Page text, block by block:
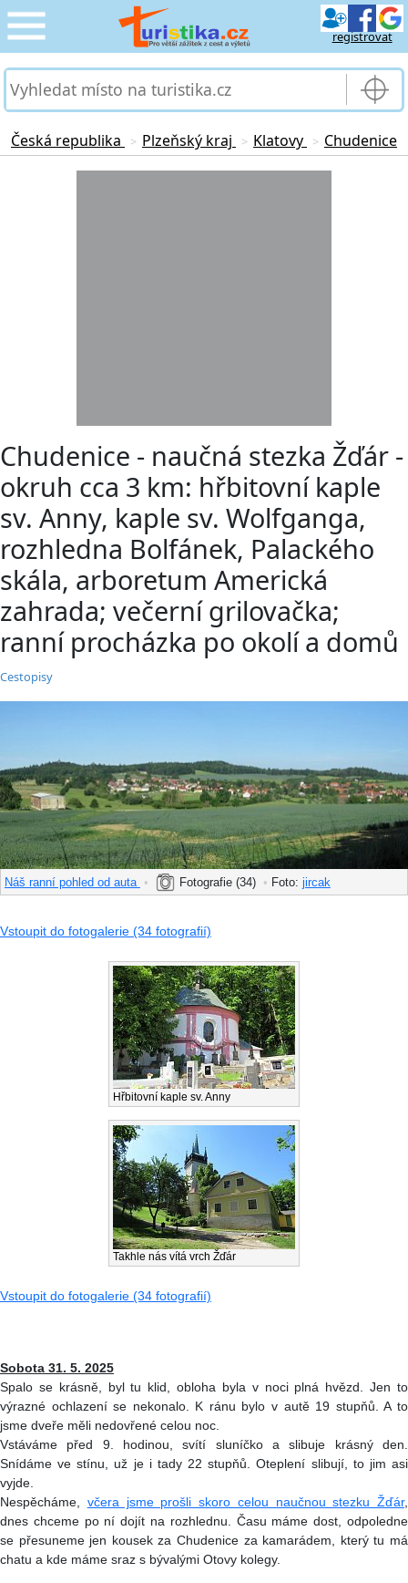
registrovat
CESTOVÁNÍ
SLUŽBY & DOPRAVA
PRO TURISTY
Česká republika > Plzeňský kraj > Klatovy > Chudenice
Chudenice - naučná stezka Žďár -
okruh cca 3 km: hřbitovní kaple
sv. Anny, kaple sv. Wolfganga,
rozhledna Bolfánek, Palackého
skála, arboretum Americká
zahrada; večerní grilovačka;
ranní procházka po okolí a domů
Cestopisy
Náš ranní pohled od auta • Fotografie (34) • Foto: jircak
Vstoupit do fotogalerie (34 fotografií)
Hřbitovní kaple sv. Anny
Takhle nás vítá vrch Žďár
Vstoupit do fotogalerie (34 fotografií)
Sobota 31. 5. 2025
Spalo se krásně, byl tu klid, obloha byla v noci plná hvězd. Jen to
výrazné ochlazení se nekonalo. K ránu bylo v autě 19 stupňů. A to
jsme dveře měli nedovřené celou noc.
Vstáváme před 9. hodinou, svítí sluníčko a slibuje krásný den.
Snídáme ve stínu, už je i tady 22 stupňů. Oteplení slibují, to jim asi
vyjde.
Nespěcháme, včera jsme prošli skoro celou naučnou stezku Žďár,
dnes chceme po ní dojít na rozhlednu. Času máme dost, odpoledne
se přesuneme jen kousek za Chudenice za kamarádem, který tu má
chatu a kde máme sraz s bývalými Otovy kolegy.